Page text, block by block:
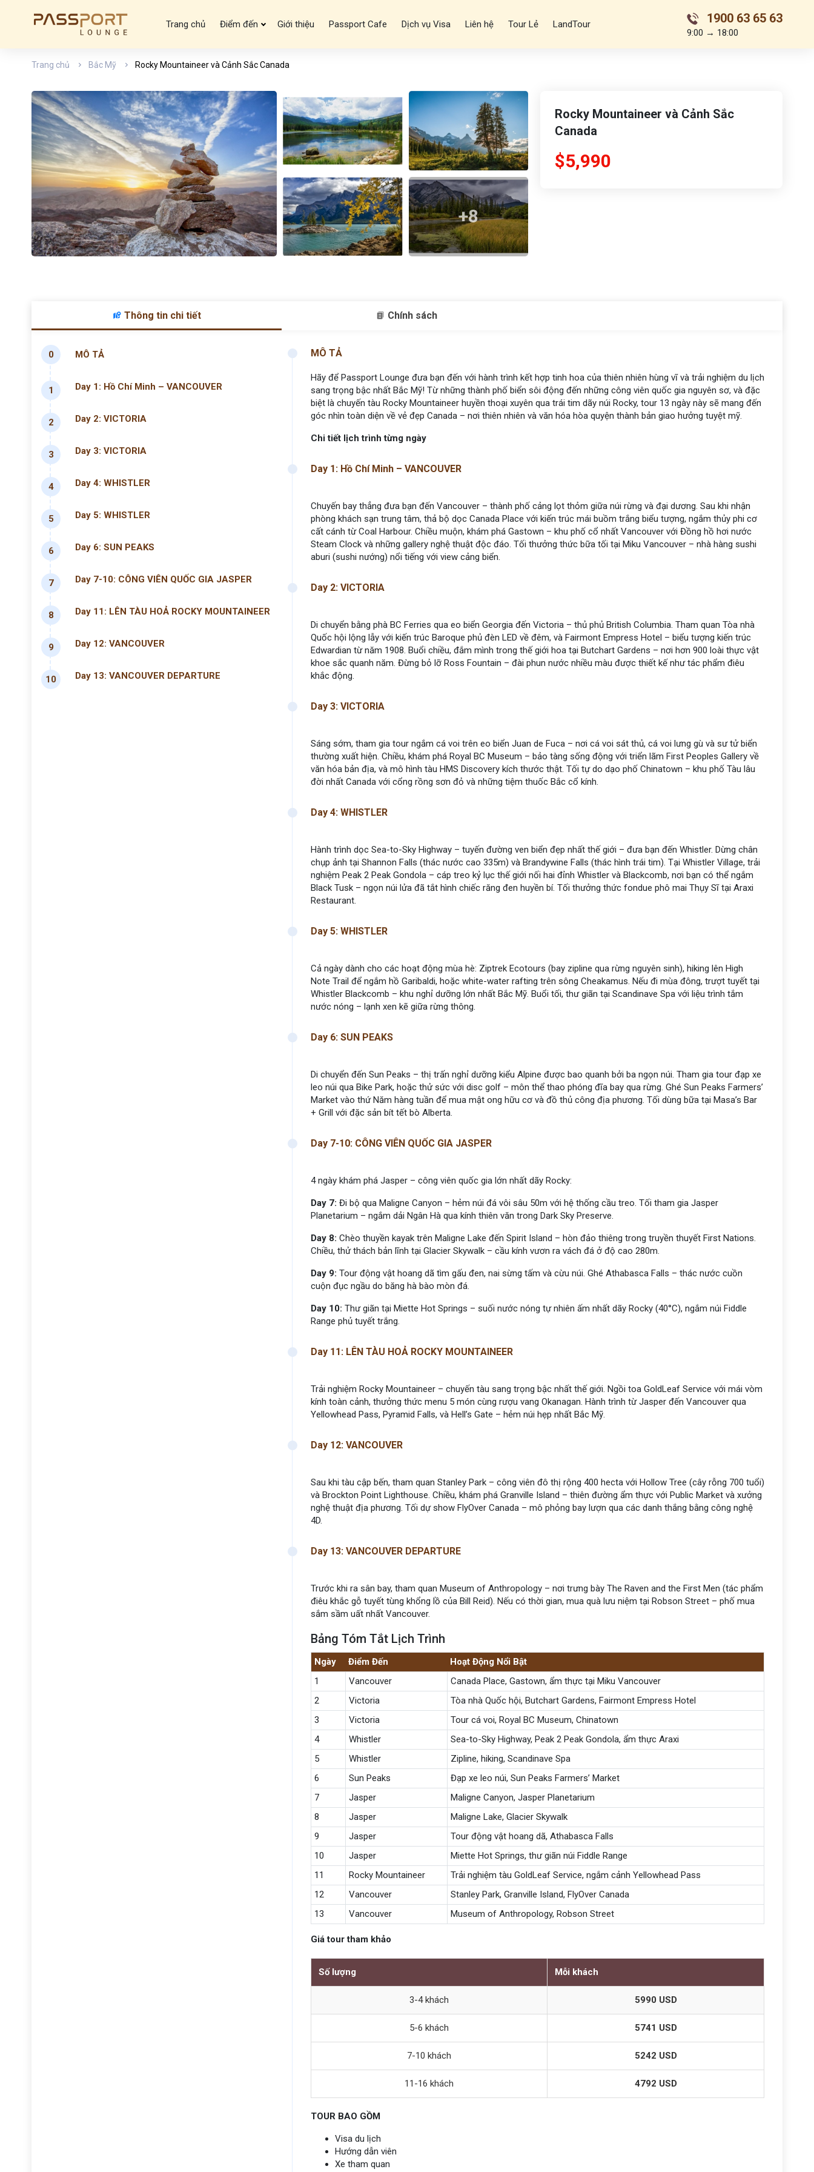
Trang chủ Điểm đến Giới thiệu Passport Cafe Dịch vụ Visa Liên hệ Tour Lẻ LandTour 1900 63 65 63
9:00 → 18:00
Trang chủ Bắc Mỹ Rocky Mountaineer và Cảnh Sắc Canada
+8
Rocky Mountaineer và Cảnh Sắc
Canada
$5,990
Thông tin chi tiết Chính sách
0 MÔ TẢ
1 Day 1: Hồ Chí Minh – VANCOUVER
2 Day 2: VICTORIA
3 Day 3: VICTORIA
4 Day 4: WHISTLER
5 Day 5: WHISTLER
6 Day 6: SUN PEAKS
7 Day 7-10: CÔNG VIÊN QUỐC GIA JASPER
8 Day 11: LÊN TÀU HOẢ ROCKY MOUNTAINEER
9 Day 12: VANCOUVER
10 Day 13: VANCOUVER DEPARTURE
MÔ TẢ
Hãy để Passport Lounge đưa bạn đến với hành trình kết hợp tinh hoa của thiên nhiên hùng vĩ và trải nghiệm du lịch
sang trọng bậc nhất Bắc Mỹ! Từ những thành phố biển sôi động đến những công viên quốc gia nguyên sơ, và đặc
biệt là chuyến tàu Rocky Mountaineer huyền thoại xuyên qua trái tim dãy núi Rocky, tour 13 ngày này sẽ mang đến
góc nhìn toàn diện về vẻ đẹp Canada – nơi thiên nhiên và văn hóa hòa quyện thành bản giao hưởng tuyệt mỹ.
Chi tiết lịch trình từng ngày
Day 1: Hồ Chí Minh – VANCOUVER
Chuyến bay thẳng đưa bạn đến Vancouver – thành phố cảng lọt thỏm giữa núi rừng và đại dương. Sau khi nhận
phòng khách sạn trung tâm, thả bộ dọc Canada Place với kiến trúc mái buồm trắng biểu tượng, ngắm thủy phi cơ
cất cánh từ Coal Harbour. Chiều muộn, khám phá Gastown – khu phố cổ nhất Vancouver với Đồng hồ hơi nước
Steam Clock và những gallery nghệ thuật độc đáo. Tối thưởng thức bữa tối tại Miku Vancouver – nhà hàng sushi
aburi (sushi nướng) nổi tiếng với view cảng biển.
Day 2: VICTORIA
Di chuyển bằng phà BC Ferries qua eo biển Georgia đến Victoria – thủ phủ British Columbia. Tham quan Tòa nhà
Quốc hội lộng lẫy với kiến trúc Baroque phủ đèn LED về đêm, và Fairmont Empress Hotel – biểu tượng kiến trúc
Edwardian từ năm 1908. Buổi chiều, đắm mình trong thế giới hoa tại Butchart Gardens – nơi hơn 900 loài thực vật
khoe sắc quanh năm. Đừng bỏ lỡ Ross Fountain – đài phun nước nhiều màu được thiết kế như tác phẩm điêu
khắc động.
Day 3: VICTORIA
Sáng sớm, tham gia tour ngắm cá voi trên eo biển Juan de Fuca – nơi cá voi sát thủ, cá voi lưng gù và sư tử biển
thường xuất hiện. Chiều, khám phá Royal BC Museum – bảo tàng sống động với triển lãm First Peoples Gallery về
văn hóa bản địa, và mô hình tàu HMS Discovery kích thước thật. Tối tự do dạo phố Chinatown – khu phố Tàu lâu
đời nhất Canada với cổng rồng sơn đỏ và những tiệm thuốc Bắc cổ kính.
Day 4: WHISTLER
Hành trình dọc Sea-to-Sky Highway – tuyến đường ven biển đẹp nhất thế giới – đưa bạn đến Whistler. Dừng chân
chụp ảnh tại Shannon Falls (thác nước cao 335m) và Brandywine Falls (thác hình trái tim). Tại Whistler Village, trải
nghiệm Peak 2 Peak Gondola – cáp treo kỷ lục thế giới nối hai đỉnh Whistler và Blackcomb, nơi bạn có thể ngắm
Black Tusk – ngọn núi lửa đã tắt hình chiếc răng đen huyền bí. Tối thưởng thức fondue phô mai Thụy Sĩ tại Araxi
Restaurant.
Day 5: WHISTLER
Cả ngày dành cho các hoạt động mùa hè: Ziptrek Ecotours (bay zipline qua rừng nguyên sinh), hiking lên High
Note Trail để ngắm hồ Garibaldi, hoặc white-water rafting trên sông Cheakamus. Nếu đi mùa đông, trượt tuyết tại
Whistler Blackcomb – khu nghỉ dưỡng lớn nhất Bắc Mỹ. Buổi tối, thư giãn tại Scandinave Spa với liệu trình tắm
nước nóng – lạnh xen kẽ giữa rừng thông.
Day 6: SUN PEAKS
Di chuyển đến Sun Peaks – thị trấn nghỉ dưỡng kiểu Alpine được bao quanh bởi ba ngọn núi. Tham gia tour đạp xe
leo núi qua Bike Park, hoặc thử sức với disc golf – môn thể thao phóng đĩa bay qua rừng. Ghé Sun Peaks Farmers’
Market vào thứ Năm hàng tuần để mua mật ong hữu cơ và đồ thủ công địa phương. Tối dùng bữa tại Masa’s Bar
+ Grill với đặc sản bít tết bò Alberta.
Day 7-10: CÔNG VIÊN QUỐC GIA JASPER
4 ngày khám phá Jasper – công viên quốc gia lớn nhất dãy Rocky:
Day 7: Đi bộ qua Maligne Canyon – hẻm núi đá vôi sâu 50m với hệ thống cầu treo. Tối tham gia Jasper
Planetarium – ngắm dải Ngân Hà qua kính thiên văn trong Dark Sky Preserve.
Day 8: Chèo thuyền kayak trên Maligne Lake đến Spirit Island – hòn đảo thiêng trong truyền thuyết First Nations.
Chiều, thử thách bản lĩnh tại Glacier Skywalk – cầu kính vươn ra vách đá ở độ cao 280m.
Day 9: Tour động vật hoang dã tìm gấu đen, nai sừng tấm và cừu núi. Ghé Athabasca Falls – thác nước cuồn
cuộn đục ngầu do băng hà bào mòn đá.
Day 10: Thư giãn tại Miette Hot Springs – suối nước nóng tự nhiên ấm nhất dãy Rocky (40°C), ngắm núi Fiddle
Range phủ tuyết trắng.
Day 11: LÊN TÀU HOẢ ROCKY MOUNTAINEER
Trải nghiệm Rocky Mountaineer – chuyến tàu sang trọng bậc nhất thế giới. Ngồi toa GoldLeaf Service với mái vòm
kính toàn cảnh, thưởng thức menu 5 món cùng rượu vang Okanagan. Hành trình từ Jasper đến Vancouver qua
Yellowhead Pass, Pyramid Falls, và Hell’s Gate – hẻm núi hẹp nhất Bắc Mỹ.
Day 12: VANCOUVER
Sau khi tàu cập bến, tham quan Stanley Park – công viên đô thị rộng 400 hecta với Hollow Tree (cây rỗng 700 tuổi)
và Brockton Point Lighthouse. Chiều, khám phá Granville Island – thiên đường ẩm thực với Public Market và xưởng
nghệ thuật địa phương. Tối dự show FlyOver Canada – mô phỏng bay lượn qua các danh thắng bằng công nghệ
4D.
Day 13: VANCOUVER DEPARTURE
Trước khi ra sân bay, tham quan Museum of Anthropology – nơi trưng bày The Raven and the First Men (tác phẩm
điêu khắc gỗ tuyết tùng khổng lồ của Bill Reid). Nếu có thời gian, mua quà lưu niệm tại Robson Street – phố mua
sắm sầm uất nhất Vancouver.
Bảng Tóm Tắt Lịch Trình
Ngày Điểm Đến
Hoạt Động Nổi Bật
1
Vancouver
Canada Place, Gastown, ẩm thực tại Miku Vancouver
2
Victoria
Tòa nhà Quốc hội, Butchart Gardens, Fairmont Empress Hotel
3
Victoria
Tour cá voi, Royal BC Museum, Chinatown
4
Whistler
Sea-to-Sky Highway, Peak 2 Peak Gondola, ẩm thực Araxi
5
Whistler
Zipline, hiking, Scandinave Spa
6
Sun Peaks
Đạp xe leo núi, Sun Peaks Farmers’ Market
7
Jasper
Maligne Canyon, Jasper Planetarium
8
Jasper
Maligne Lake, Glacier Skywalk
9
Jasper
Tour động vật hoang dã, Athabasca Falls
10
Jasper
Miette Hot Springs, thư giãn núi Fiddle Range
11
Rocky Mountaineer
Trải nghiệm tàu GoldLeaf Service, ngắm cảnh Yellowhead Pass
12
Vancouver
Stanley Park, Granville Island, FlyOver Canada
13
Vancouver Museum of Anthropology, Robson Street
Giá tour tham khảo
Số lượng Mỗi khách
3-4 khách 5990 USD
5-6 khách 5741 USD
7-10 khách 5242 USD
11-16 khách 4792 USD
TOUR BAO GỒM
Visa du lịch
Hướng dẫn viên
Xe tham quan